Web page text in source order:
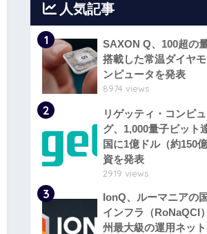
人気記事
1
SAXON Q、100超の
搭載した常温ダイヤ
ンピュータを発表
8974 views
2
リゲッティ・コンピ
グ、1,000量子ビット
国に1億ドル（約150
資を発表
2919 views
3
IonQ、ルーマニアの
インフラ（RoNaQCI
州最大級の運用ネッ